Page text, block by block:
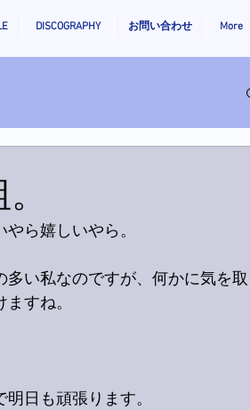
DISCOGRAPHY お問い合わせ More
ら嬉しいやら。
い私なのですが、何かに気を
すね。
日も頑張ります。